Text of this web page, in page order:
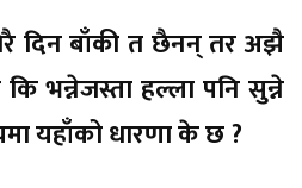
धेरै दिन बाँकी त छैनन् तर अझै
भन्नेजस्ता हल्ला पनि सुन्ने
यहाँको धारणा के छ ?